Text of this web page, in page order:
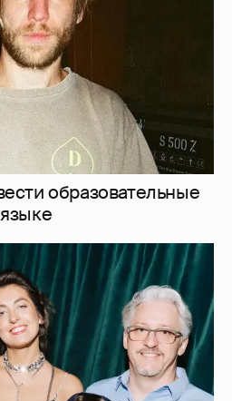
с детьми, Женя
и другие звёзды
фильма "Смешарики